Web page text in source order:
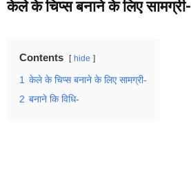
केले के चिप्स बनाने के लिए सामग्री-
Contents hide
1 केले के चिप्स बनाने के लिए सामग्री-
2 बनाने कि विधि-